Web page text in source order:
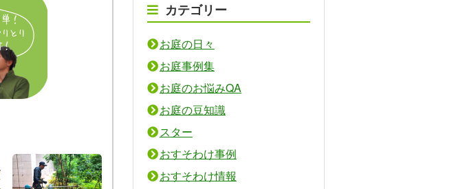
カテゴリー
お庭の日々
お庭事例集
お庭のお悩みQA
お庭の豆知識
スター
おすそわけ事例
おすそわけ情報